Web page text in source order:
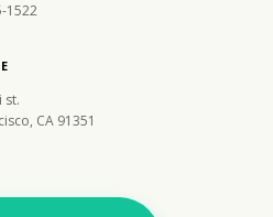
1522
st.
CA 91351